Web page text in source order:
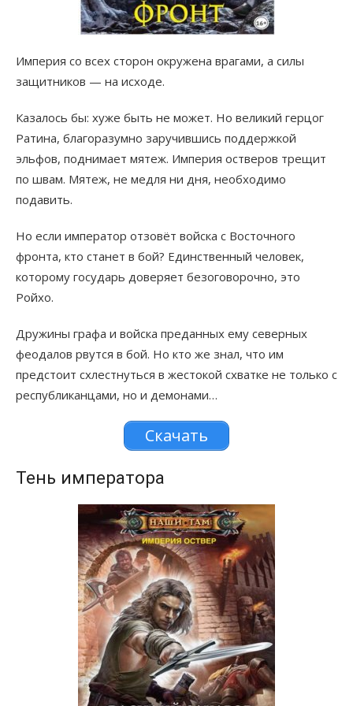
Империя со всех сторон окружена врагами, а силы
защитников — на исходе.
Казалось бы: хуже быть не может. Но великий герцог
Ратина, благоразумно заручившись поддержкой
эльфов, поднимает мятеж. Империя остверов трещит
по швам. Мятеж, не медля ни дня, необходимо
подавить.
Но если император отзовёт войска с Восточного
фронта, кто станет в бой? Единственный человек,
которому государь доверяет безоговорочно, это
Ройхо.
Дружины графа и войска преданных ему северных
феодалов рвутся в бой. Но кто же знал, что им
предстоит схлестнуться в жестокой схватке не только с
республиканцами, но и демонами…
Скачать
Тень императора